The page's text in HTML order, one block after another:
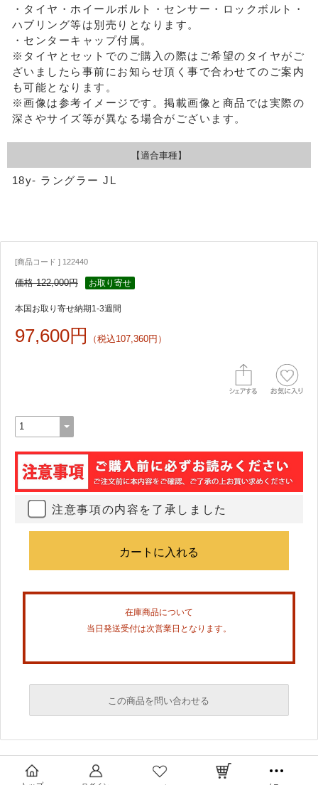
・タイヤ・ホイールボルト・センサー・ロックボルト・
ハブリング等は別売りとなります。
・センターキャップ付属。
※タイヤとセットでのご購入の際はご希望のタイヤがご
ざいましたら事前にお知らせ頂く事で合わせてのご案内
も可能となります。
※画像は参考イメージです。掲載画像と商品では実際の
深さやサイズ等が異なる場合がございます。
【適合車種】
18y- ラングラー JL
[商品コード ] 122440
価格 122,000円 お取り寄せ
本国お取り寄せ納期1-3週間
97,600円 （税込107,360円）
注意事項の内容を了承しました
在庫商品について
当日発送受付は次営業日となります。
この商品を問い合わせる